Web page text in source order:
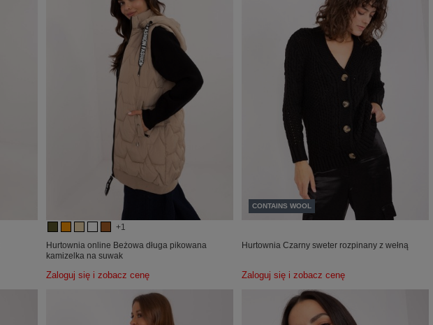
+1
Hurtownia online Beżowa długa pikowana
kamizelka na suwak
Zaloguj się i zobacz cenę
CONTAINS WOOL
Hurtownia Czarny sweter rozpinany z wełną
Zaloguj się i zobacz cenę